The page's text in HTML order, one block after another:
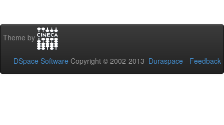
Theme by
DSpace Software Copyright © 2002-2013 Duraspace - Feedback